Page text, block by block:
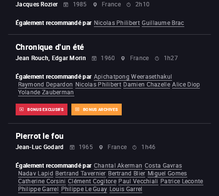
Jacques Rozier 1985 France 2h10
Également recommandé par Nicolas Philibert Guillaume Brac
Chronique d'un été
Jean Rouch, Edgar Morin 1960 France 1h27
BONUS EXCLUSIFS BONUS ARCHIVES
Également recommandé par Apichatpong Weerasethakul
Raymond Depardon Nicolas Philibert Damien Chazelle Alice Diop
Yolande Zauberman
Pierrot le fou
Jean-Luc Godard 1965 France 1h46
Également recommandé par Chantal Akerman Costa Gavras
Nadav Lapid Bertrand Tavernier Bertrand Blier Miguel Gomes
Catherine Corsini Clément Cogitore Paul Vecchiali Patrice Leconte
Philippe Garrel Philippe Le Guay Louis Garrel